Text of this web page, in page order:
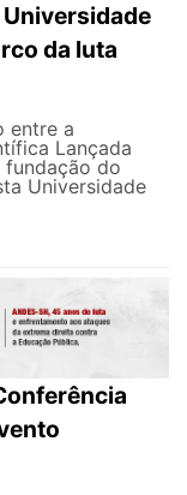
Universidade
da luta
entre a
Lançada
fundação do
Universidade